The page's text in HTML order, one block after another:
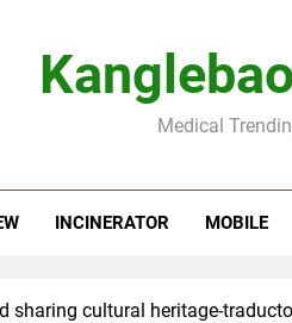
Medical
INCINERATOR MOBILE
sharing cultural heritage-